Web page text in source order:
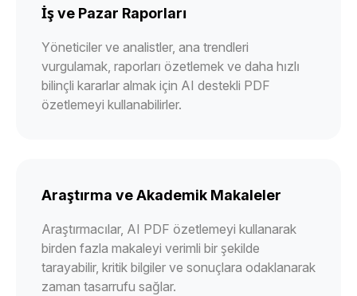
İş ve Pazar Raporları
Yöneticiler ve analistler, ana trendleri
vurgulamak, raporları özetlemek ve daha hızlı
bilinçli kararlar almak için AI destekli PDF
özetlemeyi kullanabilirler.
Araştırma ve Akademik Makaleler
Araştırmacılar, AI PDF özetlemeyi kullanarak
birden fazla makaleyi verimli bir şekilde
tarayabilir, kritik bilgiler ve sonuçlara odaklanarak
zaman tasarrufu sağlar.